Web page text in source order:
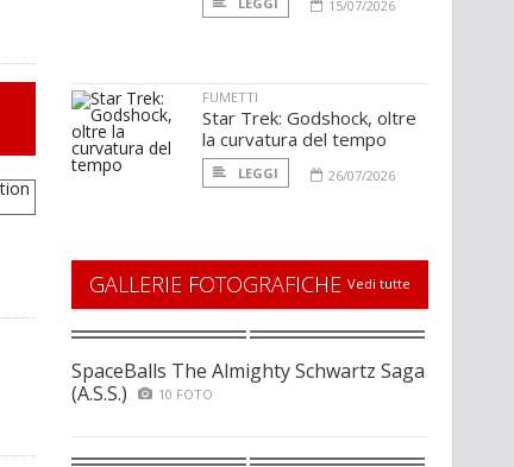
15/07/2026
FUMETTI
Star Trek: Godshock, oltre
la curvatura del tempo
LEGGI 26/07/2026
GALLERIE FOTOGRAFICHE Vedi tutte
SpaceBalls The Almighty Schwartz Saga
(A.S.S.)
10 FOTO